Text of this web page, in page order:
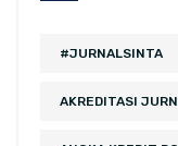
#JURNALSINTA
AKREDITASI